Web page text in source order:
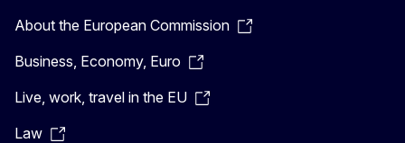
About the European Commission
Business, Economy, Euro
Live, work, travel in the EU
Law